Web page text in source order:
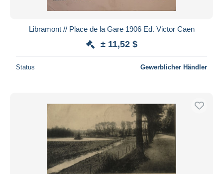
Libramont // Place de la Gare 1906 Ed. Victor Caen
± 11,52 $
Status Gewerblicher Händler